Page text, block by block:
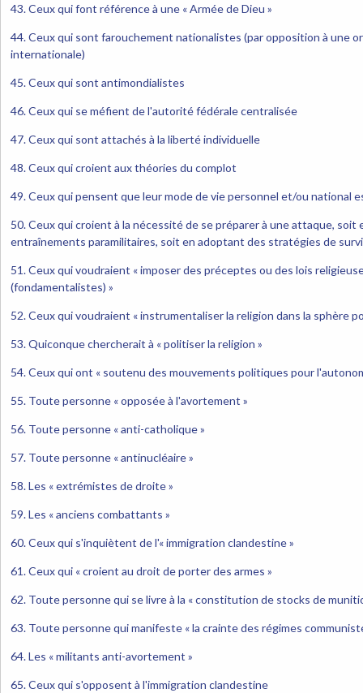
43. Ceux qui font référence à une « Armée de Dieu »
44. Ceux qui sont farouchement nationalistes (par opposition à une
internationale)
45. Ceux qui sont antimondialistes
46. Ceux qui se méfient de l'autorité fédérale centralisée
47. Ceux qui sont attachés à la liberté individuelle
48. Ceux qui croient aux théories du complot
49. Ceux qui pensent que leur mode de vie personnel et/ou national
50. Ceux qui croient à la nécessité de se préparer à une attaque, soit
entraînements paramilitaires, soit en adoptant des stratégies de
51. Ceux qui voudraient « imposer des préceptes ou des lois
(fondamentalistes) »
52. Ceux qui voudraient « instrumentaliser la religion dans la sphère
53. Quiconque chercherait à « politiser la religion »
54. Ceux qui ont « soutenu des mouvements politiques pour
55. Toute personne « opposée à l'avortement »
56. Toute personne « anti-catholique »
57. Toute personne « antinucléaire »
58. Les « extrémistes de droite »
59. Les « anciens combattants »
60. Ceux qui s'inquiètent de l'« immigration clandestine »
61. Ceux qui « croient au droit de porter des armes »
62. Toute personne qui se livre à la « constitution de stocks de
63. Toute personne qui manifeste « la crainte des régimes
64. Les « militants anti-avortement »
65. Ceux qui s'opposent à l'immigration clandestine